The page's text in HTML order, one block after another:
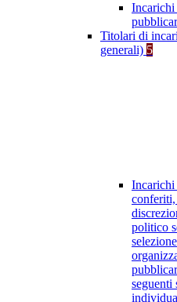
Incarichi
Titolari di
generali) 5
Incarichi
politico